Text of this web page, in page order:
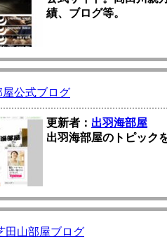
績、ブログ等。
屋公式ブログ
更新者： 出羽海部屋
出羽海部屋のトピック
田山部屋ブログ